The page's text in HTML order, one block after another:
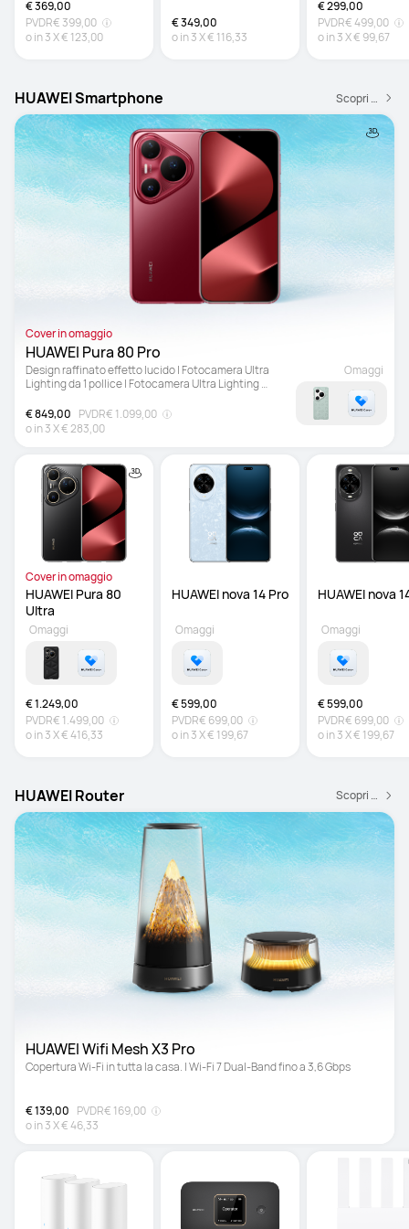
€ 369,00
PVDR€ 399,00
o in3X€ 123,00
€ 349,00
o in3X€ 116,33
€ 299,00
PVDR€ 499,00
o in3X€ 99,67
HUAWEI Smartphone Scopri di più
Cover in omaggio
HUAWEI Pura 80 Pro
Design raffinato effetto lucido | Fotocamera Ultra
Lighting da 1 pollice | Fotocamera Ultra Lighting
€ 849,00 PVDR€ 1.099,00
o in3X€ 283,00
Omaggi
Cover in omaggio
HUAWEI Pura 80
€ 1.249,00
PVDR€ 1.499,00
o in3X€ 416,33
Omaggi
€ 599,00
PVDR€ 699,00
o in3X€ 199,67
Omaggi
€ 599,00
PVDR€ 699,00
o in3X€ 199,67
Omaggi
HUAWEI Router Scopri di più
HUAWEI Wifi Mesh X3 Pro
Copertura Wi-Fi in tutta la casa. | Wi-Fi 7 Dual-Band fino a 3,6 Gbps
€ 139,00 PVDR€ 169,00
o in3X€ 46,33